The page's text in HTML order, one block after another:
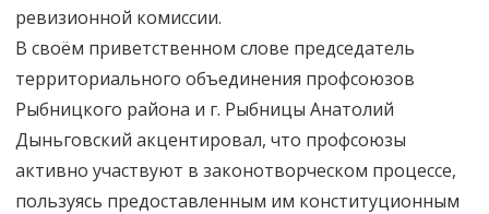
ревизионной комиссии.
В своём приветственном слове председатель
территориального объединения профсоюзов
Рыбницкого района и г. Рыбницы Анатолий
Дыньговский акцентировал, что профсоюзы
активно участвуют в законотворческом процессе,
пользуясь предоставленным им конституционным